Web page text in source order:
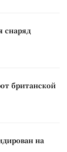
снаряд
британской
на